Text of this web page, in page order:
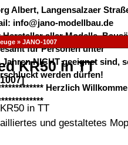
Albert, Langensalzaer
info@jano-modellbau.de
Hersteller aller Modelle,
für Personen unter
Jahren NICHT geeignet sind,
werden dürfen!
Herzlich
» JANO-1007
KR50 in TT
in TT
und gestaltetes